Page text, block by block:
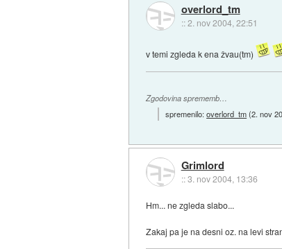
overlord_tm
::2. nov 2004, 22:51
v temi zgleda k ena žvau(tm)
Zgodovina sprememb…
spremenilo:overlord_tm(2. nov
Grimlord
::3. nov 2004, 13:36
Hm... ne zgleda slabo...
Zakaj pa je na desni oz. na levi